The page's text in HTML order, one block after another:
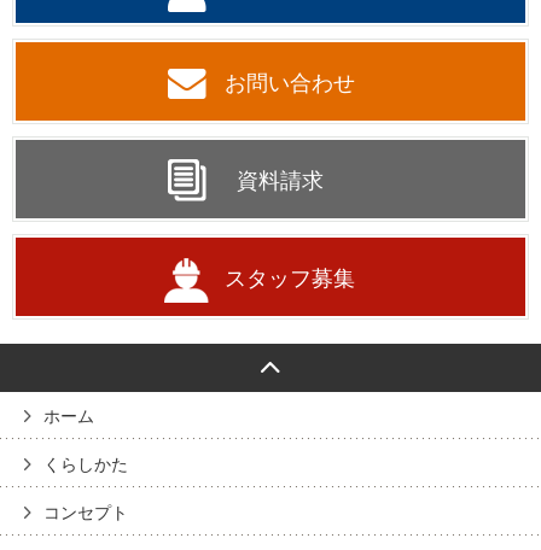
お問い合わせ
資料請求
スタッフ募集
ホーム
くらしかた
コンセプト